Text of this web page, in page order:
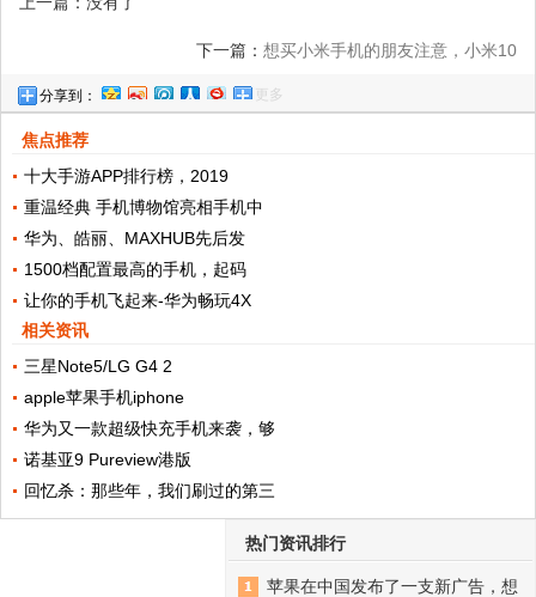
下一篇： 想买小米手机的朋友注意，小米10
分享到： 更多
焦点推荐
十大手游APP排行榜，2019
重温经典 手机博物馆亮相手机中
华为、皓丽、MAXHUB先后发
1500档配置最高的手机，起码
让你的手机飞起来-华为畅玩4X
相关资讯
三星Note5/LG G4 2
apple苹果手机iphone
华为又一款超级快充手机来袭，够
诺基亚9 Pureview港版
回忆杀：那些年，我们刷过的第三
热门资讯排行
苹果在中国发布了一支新广告，想